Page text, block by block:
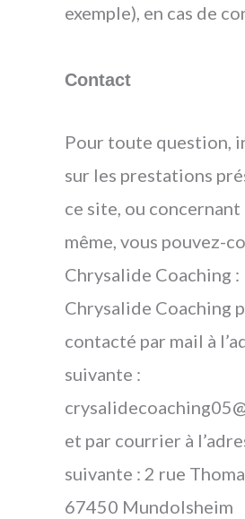
exemple), en cas de
Contact
Pour toute question,
sur les prestations
ce site, ou
même, vous pouvez-
Chrysalide Coaching :
Chrysalide Coaching
contacté par mail à
suivante :
et par courrier à
suivante : 2 rue
67450 Mundolsheim